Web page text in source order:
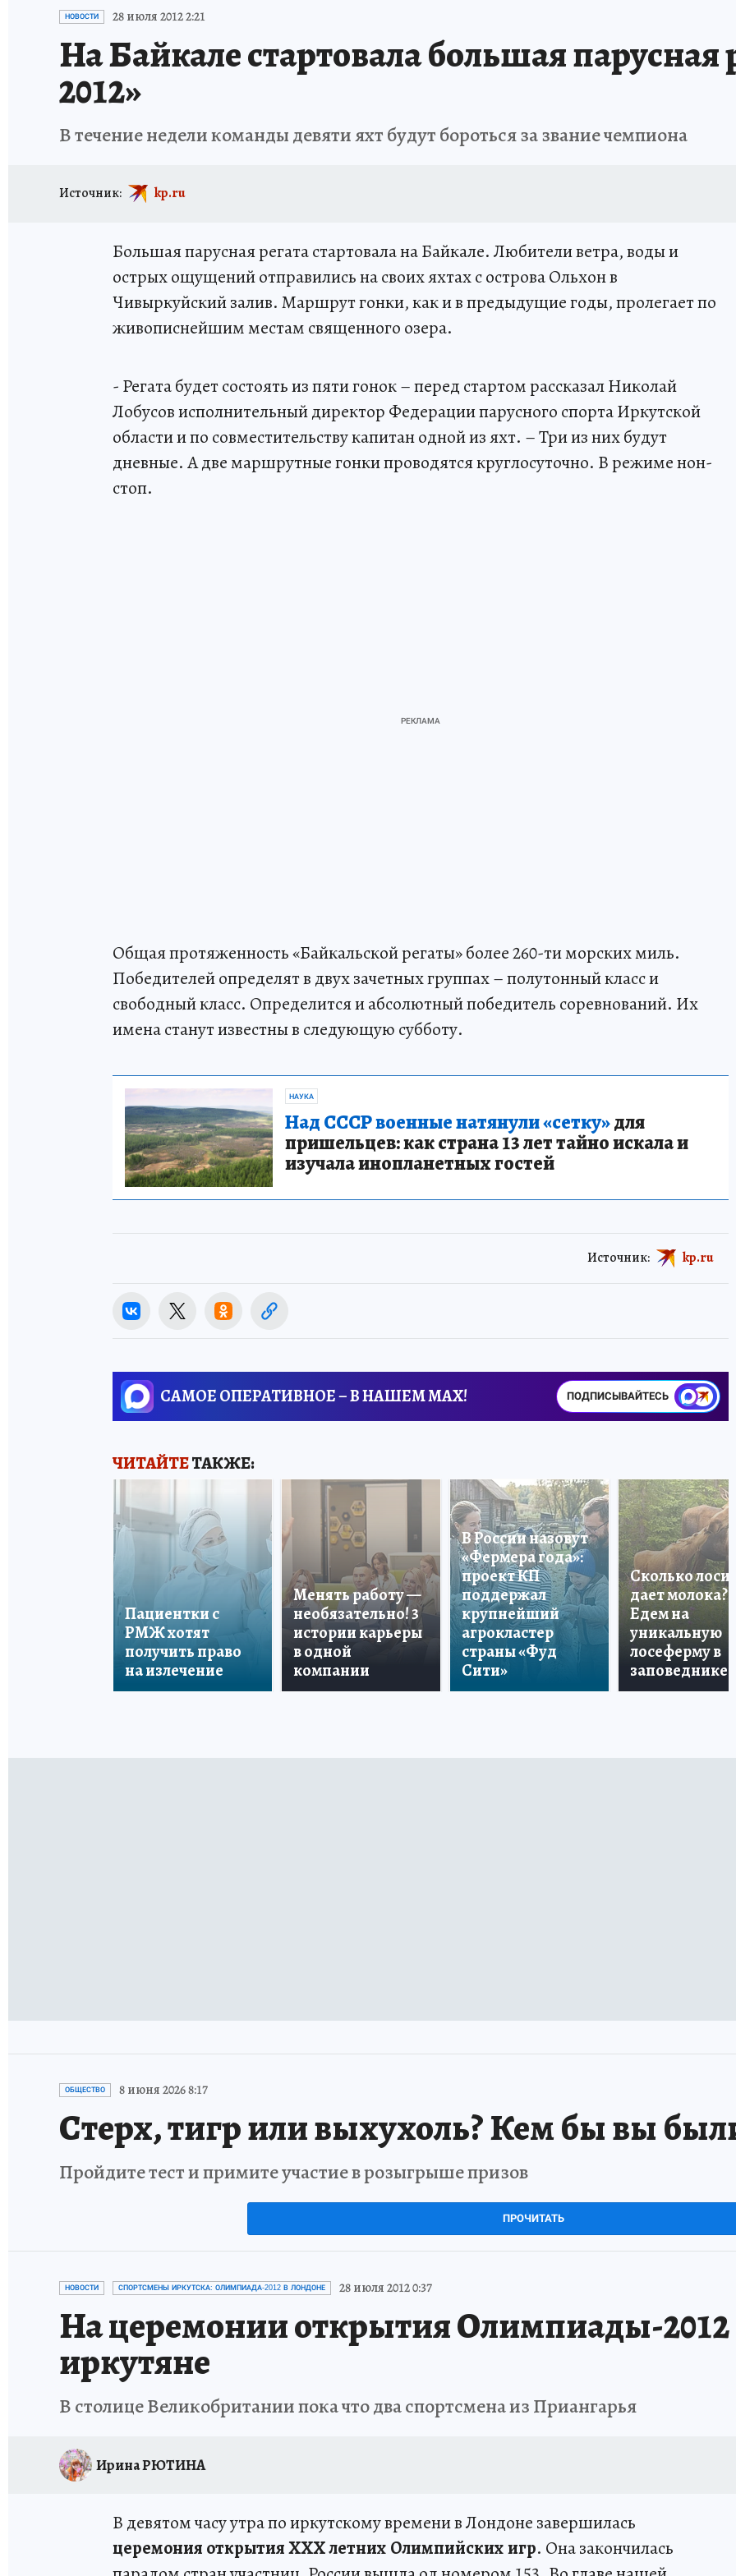
ПРОИСШЕСТВИЯ
НОВОСТИ 28 июля 2012 2:21
На Байкале стартовала большая парусная
2012»
В течение недели команды девяти яхт будут бороться за звание чемпиона
Источник: kp.ru
Большая парусная регата стартовала на Байкале. Любители ветра, воды и
острых ощущений отправились на своих яхтах с острова Ольхон в
Чивыркуйский залив. Маршрут гонки, как и в предыдущие годы, пролегает по
живописнейшим местам священного озера.
- Регата будет состоять из пяти гонок – перед стартом рассказал Николай
Лобусов исполнительный директор Федерации парусного спорта Иркутской
области и по совместительству капитан одной из яхт. – Три из них будут
дневные. А две маршрутные гонки проводятся круглосуточно. В режиме нон-
стоп.
Общая протяженность «Байкальской регаты» более 260-ти морских миль.
Победителей определят в двух зачетных группах – полутонный класс и
свободный класс. Определится и абсолютный победитель соревнований. Их
имена станут известны в следующую субботу.
НАУКА
Над СССР военные натянули «сетку»для
пришельцев: как страна 13 лет тайно искала и
изучала инопланетных гостей
Источник: kp.ru
САМОЕ ОПЕРАТИВНОЕ – В НАШЕМ MAX! ПОДПИСЫВАЙТЕСЬ
ЧИТАЙТЕТАКЖЕ:
Пациентки с
РМЖ хотят
получить право
на излечение
Менять работу —
необязательно! 3
истории карьеры
в одной
компании
В России назовут
«Фермера года»:
проект КП
поддержал
крупнейший
агрокластер
страны «Фуд
Сити»
Сколько лосиха
дает молока?
Едем на
уникальную
лосеферму в
заповеднике!
ОБЩЕСТВО 8 июня 2026 8:17
Стерх, тигр или выхухоль? Кем бы вы
Пройдите тест и примите участие в розыгрыше призов
ПРОЧИТАТЬ
НОВОСТИ СПОРТСМЕНЫ ИРКУТСКА: ОЛИМПИАДА-2012 В ЛОНДОНЕ 28 июля 2012 0:37
На церемонии открытия Олимпиады-
иркутяне
В столице Великобритании пока что два спортсмена из Приангарья
Ирина РЮТИНА
В девятом часу утра по иркутскому времени в Лондоне завершилась
церемония открытия ХХХ летних Олимпийских игр. Она закончилась